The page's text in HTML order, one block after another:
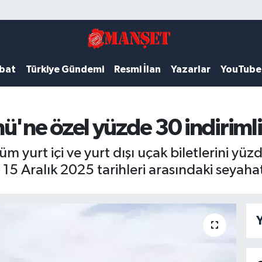
Türkiye Gündemi Resmi İlan Yazarlar YouTube
özel yüzde 30
yurt içi ve yurt dışı uçak biletlerini
Aralık 2025 tarihleri arasındaki